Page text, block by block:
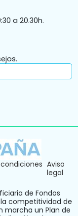
a 20.30h.
Aviso
legal
de Fondos
competitividad de
marcha un Plan de